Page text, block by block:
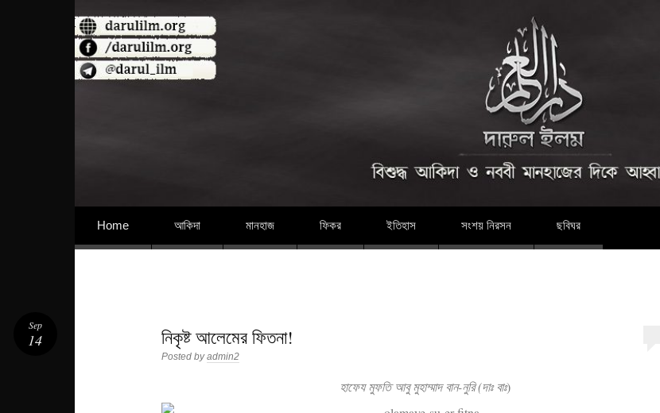
Skip to content
Home আকিদা মানহাজ ফিকর ইতিহাস সংশয় নিরসন ছবিঘর
নিকৃষ্ট আলেমের ফিতনা!
Posted byadmin2
হাফেয মুফতি আবু মুহাম্মাদ বান-নুরি (দাঃ বাঃ)
Sep
14